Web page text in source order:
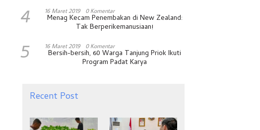
4 16 Maret 2019 0 Komentar
Menag Kecam Penembakan di New Zealand:
Tak Berperikemanusiaan!
5 16 Maret 2019 0 Komentar
Bersih-bersih, 60 Warga Tanjung Priok Ikuti
Program Padat Karya
Recent Post